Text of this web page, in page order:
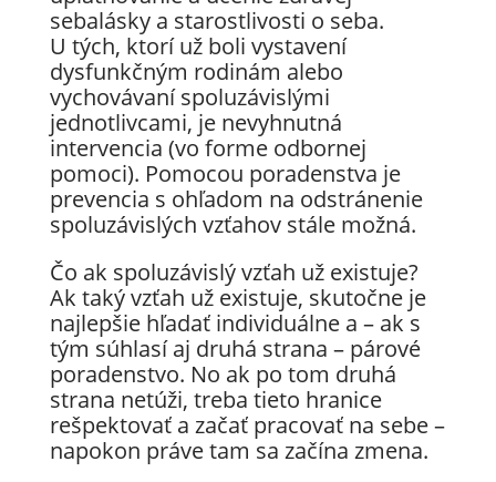
sebalásky a starostlivosti o seba.
U tých, ktorí už boli vystavení
dysfunkčným rodinám alebo
vychovávaní spoluzávislými
jednotlivcami, je nevyhnutná
intervencia (vo forme odbornej
pomoci). Pomocou poradenstva je
prevencia s ohľadom na odstránenie
spoluzávislých vzťahov stále možná.
Čo ak spoluzávislý vzťah už existuje?
Ak taký vzťah už existuje, skutočne je
najlepšie hľadať individuálne a – ak s
tým súhlasí aj druhá strana – párové
poradenstvo. No ak po tom druhá
strana netúži, treba tieto hranice
rešpektovať a začať pracovať na sebe –
napokon práve tam sa začína zmena.